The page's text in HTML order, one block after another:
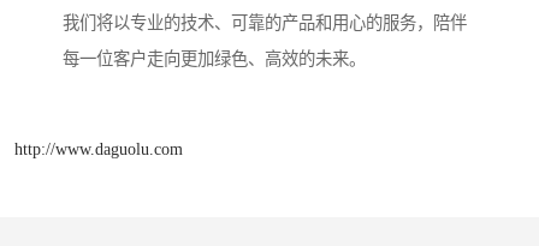
我们将以专业的技术、可靠的产品和用心的服务，陪伴
每一位客户走向更加绿色、高效的未来。
http://www.daguolu.com